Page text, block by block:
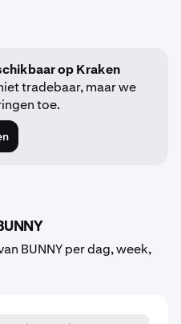
op Kraken
tradebaar, maar we
toe.
BUNNY per dag, week,